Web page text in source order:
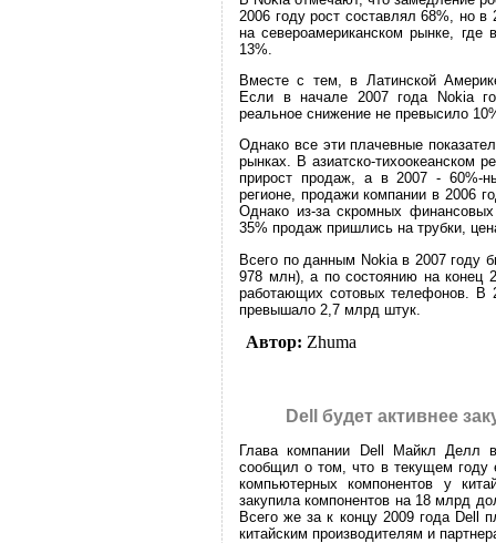
2006 году рост составлял 68%, но
на североамериканском рынке,
13%.
Вместе с тем, в Латинской
Если в начале 2007 года Nokia
реальное снижение не превысило
Однако все эти плачевные
рынках. В азиатско-тихоокеанском
прирост продаж, а в 2007 - 60%-
регионе, продажи компании в 2006
Однако из-за скромных
35% продаж пришлись на трубки,
Всего по данным Nokia в 2007 году
978 млн), а по состоянию на конец
работающих сотовых телефонов. В
превышало 2,7 млрд штук.
Автор: Zhuma
Dell будет активнее
Глава компании Dell Майкл Делл
сообщил о том, что в текущем году
компьютерных компонентов у
закупила компонентов на 18 млрд
Всего же за к концу 2009 года Dell
китайским производителям и